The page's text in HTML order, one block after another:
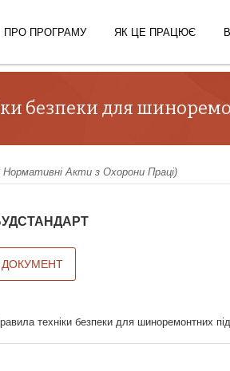
ПРО ПРОГРАМУ ЯК ЦЕ ПРАЦЮЄ
безпеки для
Акти з Охорони Праці)
ДОКУМЕНТ
техніки безпеки для шиноремонтних